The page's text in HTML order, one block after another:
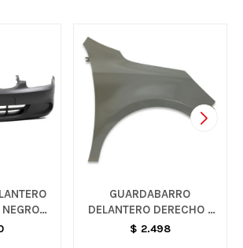
-
GUARDABARRO
DELANTERO DERECHO -
AGILE
$ 2.498